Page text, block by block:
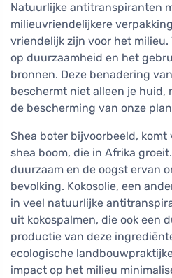
Natuurlijke antitranspiranten
milieuvriendelijkere
vriendelijk zijn voor het
op duurzaamheid en het
bronnen. Deze benadering
beschermt niet alleen je huid,
de bescherming van onze
Shea boter bijvoorbeeld, komt
shea boom, die in Afrika
duurzaam en de oogst ervan
bevolking. Kokosolie, een
in veel natuurlijke
uit kokospalmen, die ook een
productie van deze
ecologische
impact op het milieu